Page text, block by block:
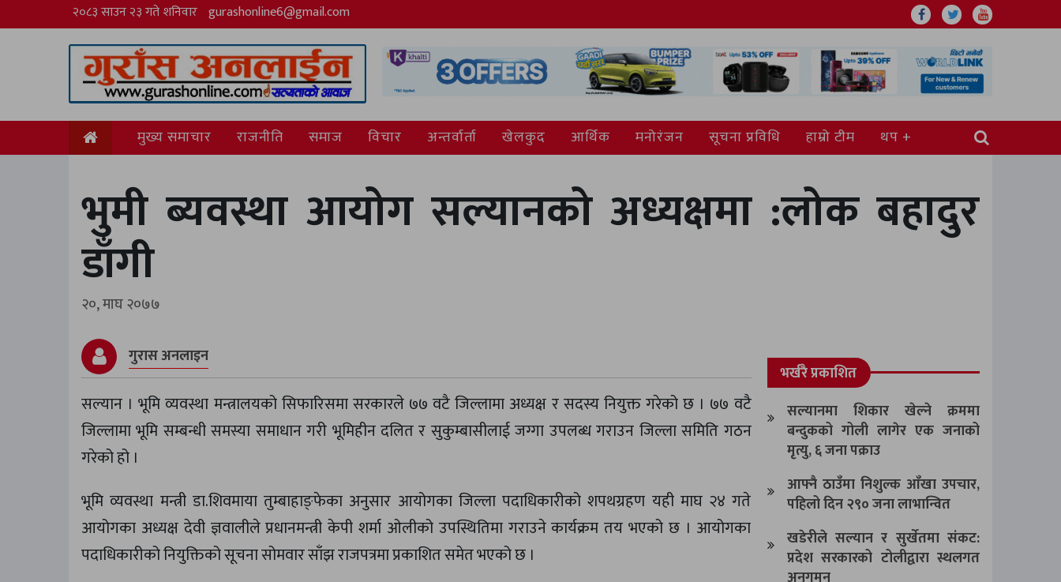
२०८३ साउन २३ गते शनिवार gurashonline6@gmail.com
मुख्य समाचार राजनीति समाज विचार अन्तर्वार्ता खेलकुद आर्थिक मनोरंजन सूचना प्रविधि हाम्रो टीम थप
भुमी ब्यवस्था आयोग सल्यानको अध्यक्षमा :लोक बहादुर
डाँगी
२०, माघ २०७७
गुरास अनलाइन
सल्यान । भूमि व्यवस्था मन्त्रालयको सिफारिसमा सरकारले ७७ वटै जिल्लामा अध्यक्ष र सदस्य नियुक्त गरेको छ । ७७ वटै
जिल्लामा भूमि सम्बन्धी समस्या समाधान गरी भूमिहीन दलित र सुकुम्बासीलाई जग्गा उपलब्ध गराउन जिल्ला समिति गठन
गरेको हो ।
भूमि व्यवस्था मन्त्री डा.शिवमाया तुम्बाहाङ्फेका अनुसार आयोगका जिल्ला पदाधिकारीको शपथग्रहण यही माघ २४ गते
आयोगका अध्यक्ष देवी ज्ञवालीले प्रधानमन्त्री केपी शर्मा ओलीको उपस्थितिमा गराउने कार्यक्रम तय भएको छ । आयोगका
पदाधिकारीको नियुक्तिको सूचना सोमवार साँझ राजपत्रमा प्रकाशित समेत भएको छ ।
भर्खरै प्रकाशित
सल्यानमा शिकार खेल्ने क्रममा
बन्दुकको गोली लागेर एक जनाको
मृत्यु, ६ जना पक्राउ
आफ्नै ठाउँमा निशुल्क आँखा उपचार,
पहिलो दिन २९० जना लाभान्वित
खडेरीले सल्यान र सुर्खेतमा संकट:
प्रदेश सरकारको टोलीद्वारा स्थलगत